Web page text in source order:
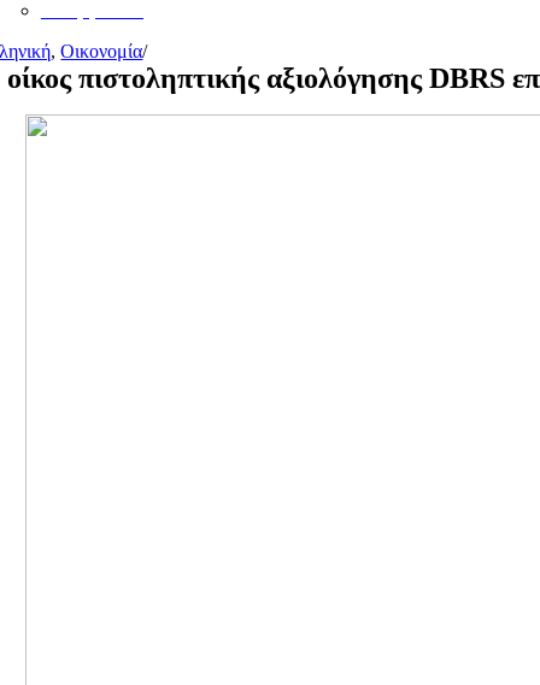
,Οικονομία/
πιστοληπτικής αξιολόγησης DBRS